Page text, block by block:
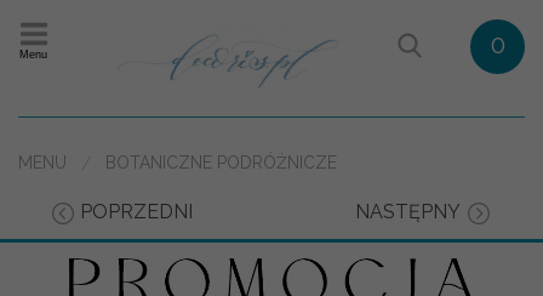
Menu 0
MENU BOTANICZNE PODRÓŻNICZE
POPRZEDNI NASTĘPNY